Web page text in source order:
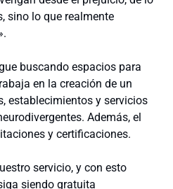
sino lo que realmente
buscando espacios para
en la creación de un
establecimientos y servicios
Además, el
y certificaciones.
servicio, y con esto
siendo gratuita